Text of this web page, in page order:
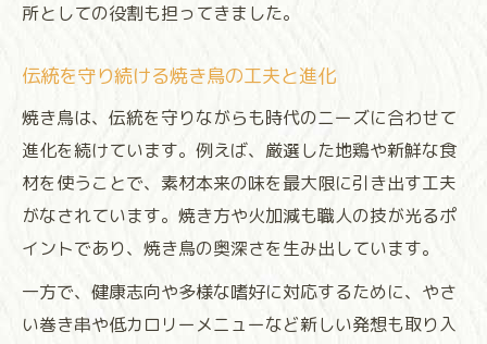
所としての役割も担ってきました。
伝統を守り続ける焼き鳥の工夫と進化
焼き鳥は、伝統を守りながらも時代のニーズに合わせて
進化を続けています。例えば、厳選した地鶏や新鮮な食
材を使うことで、素材本来の味を最大限に引き出す工夫
がなされています。焼き方や火加減も職人の技が光るポ
イントであり、焼き鳥の奥深さを生み出しています。
一方で、健康志向や多様な嗜好に対応するために、やさ
い巻き串や低カロリーメニューなど新しい発想も取り入